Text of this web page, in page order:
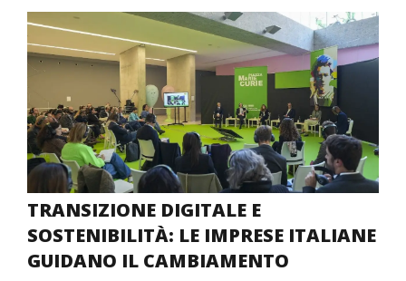
TRANSIZIONE DIGITALE E
SOSTENIBILITÀ: LE IMPRESE ITALIANE
GUIDANO IL CAMBIAMENTO